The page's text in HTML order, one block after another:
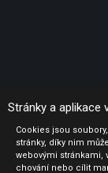
Jak nakupovat
Obchodní
Stránky a aplikace
Cookies jsou
stránky, díky nim
webovými stránkami,
chování nebo cílit